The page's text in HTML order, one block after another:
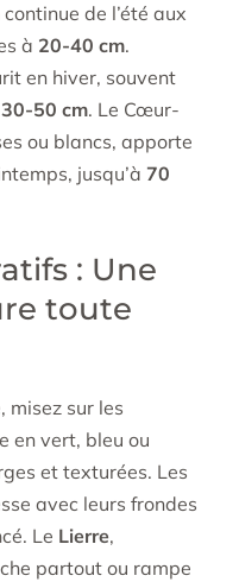
de l’été aux
à 20-40 cm.
en hiver, souvent
30-50 cm. Le Cœur-
ou blancs, apporte
jusqu’à 70
: Une
toute
misez sur les
en vert, bleu ou
et texturées. Les
avec leurs frondes
Le Lierre,
partout ou rampe